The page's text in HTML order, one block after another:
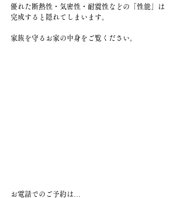
優れた断熱性・気密性・耐震性などの「性能」は
完成すると隠れてしまいます。
家族を守るお家の中身をご覧ください。
お電話でのご予約は…